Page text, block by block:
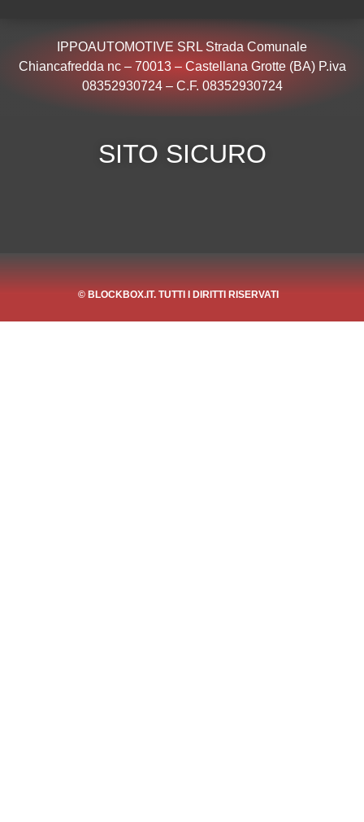
IPPOAUTOMOTIVE SRL Strada Comunale
Chiancafredda nc – 70013 – Castellana Grotte (BA) P.iva
08352930724 – C.F. 08352930724
SITO SICURO
© BLOCKBOX.IT. TUTTI I DIRITTI RISERVATI